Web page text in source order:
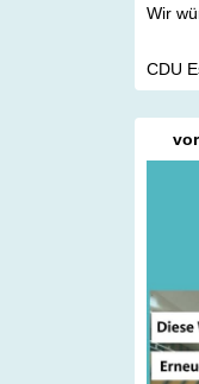
Wir
CDU
vor